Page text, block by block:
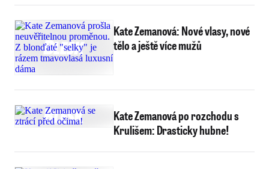
Kate Zemanová: Nové vlasy, nové
tělo a ještě více mužů
Kate Zemanová po rozchodu s
Krulišem: Drasticky hubne!